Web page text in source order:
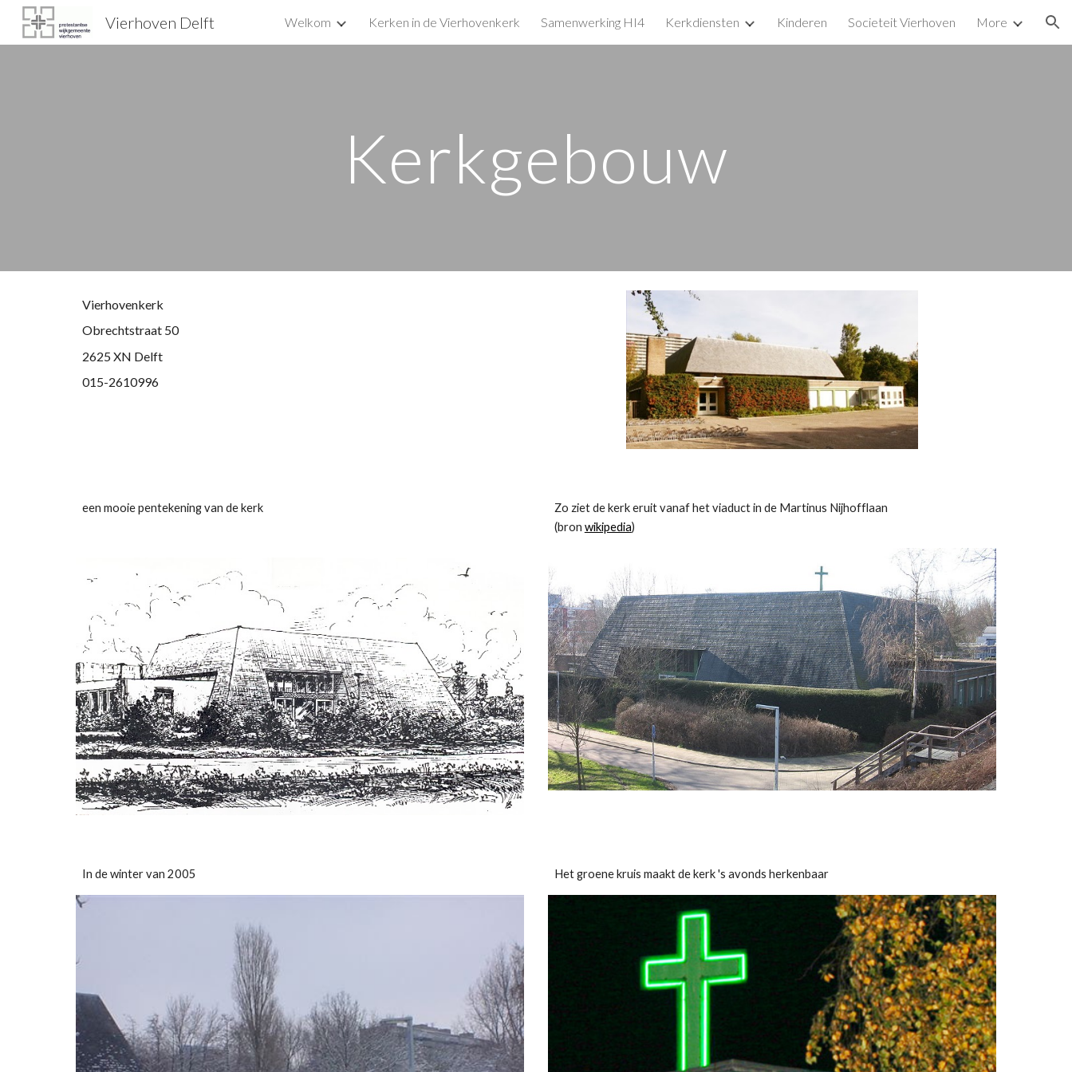
Skip to main content Skip to navigation
Vierhoven Delft Welkom Kerken in de Vierhovenkerk Samenwerking HI4 Kerkdiensten Kinderen Societeit Vierhoven More
Kerkgebouw
Vierhovenkerk
Obrechtstraat 50
2625 XN Delft
015-2610996
een mooie pentekening van de kerk
Zo ziet de kerk eruit vanaf het viaduct in de Martinus Nijhofflaan
(bron wikipedia)
In de winter van 2005 Het groene kruis maakt de kerk 's avonds herkenbaar